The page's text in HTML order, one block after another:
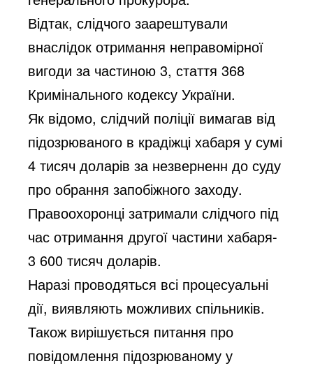
Відтак, слідчого заарештували
внаслідок отримання неправомірної
вигоди за частиною 3, стаття 368
Кримінального кодексу України.
Як відомо, слідчий поліції вимагав від
підозрюваного в крадіжці хабаря у сумі
4 тисяч доларів за незверненн до суду
про обрання запобіжного заходу.
Правоохоронці затримали слідчого під
час отримання другої частини хабаря-
3 600 тисяч доларів.
Наразі проводяться всі процесуальні
дії, виявляють можливих спільників.
Також вирішується питання про
повідомлення підозрюваному у